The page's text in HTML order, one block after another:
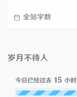
全站字数
岁月不待人
今日已经过去 15 小时